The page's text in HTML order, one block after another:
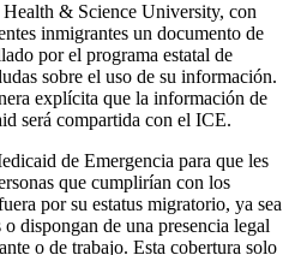
& Science University, con
inmigrantes un documento de
por el programa estatal de
sobre el uso de su información.
explícita que la información de
será compartida con el ICE.
de Emergencia para que les
que cumplirían con los
por su estatus migratorio, ya sea
dispongan de una presencia legal
o de trabajo. Esta cobertura solo